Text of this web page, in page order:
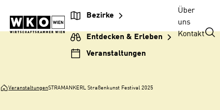
Inhalt
springen
Hauptnavigation
springen
Footer
springen
Bezirke
Entdecken & Erleben
Veranstaltungen
Über
uns
Kontakt
VeranstaltungenSTRAMANKERL Straßenkunst Festival 2025